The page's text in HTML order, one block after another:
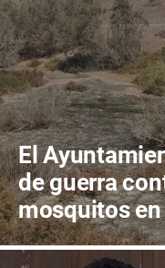
El
de guerra
mosquitos